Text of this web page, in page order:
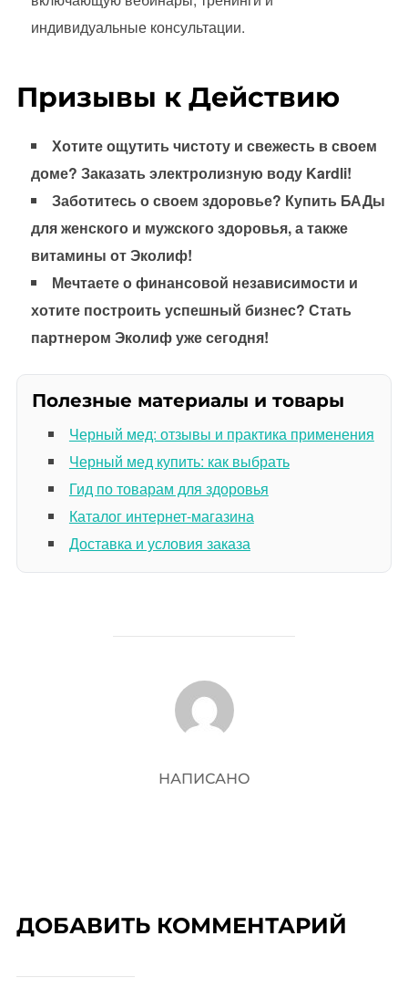
индивидуальные консультации.
Призывы к Действию
Хотите ощутить чистоту и свежесть в своем
доме? Заказать электролизную воду Kardli!
Заботитесь о своем здоровье? Купить БАДы
для женского и мужского здоровья, а также
витамины от Эколиф!
Мечтаете о финансовой независимости и
хотите построить успешный бизнес? Стать
партнером Эколиф уже сегодня!
Полезные материалы и товары
Черный мед: отзывы и практика применения
Черный мед купить: как выбрать
Гид по товарам для здоровья
Каталог интернет-магазина
Доставка и условия заказа
АВТОР ЗАПИСИ
НАПИСАНО
ДОБАВИТЬ КОММЕНТАРИЙ